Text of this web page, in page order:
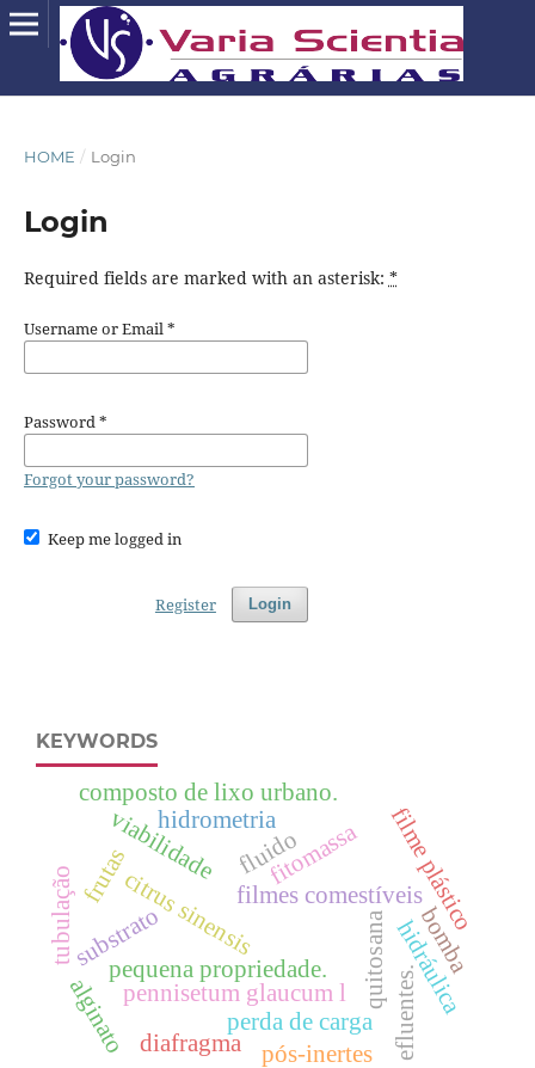
HOME / Login
Login
Required fields are marked with an asterisk: *
Username or Email*
Password*
Forgot your password?
Keep me logged in
Login
Register
KEYWORDS
citrus sinensisfilmes comestíveisfilme plástico
viabilidade
frutas
pequena propriedade.
pennisetum glaucum l
fitomassa
substrato
composto de lixo urbano.
quitosana
alginato perda de carga
fluido
tubulação
hidráulica
hidrometria
efluentes.
bomba
diafragma pós-inertes